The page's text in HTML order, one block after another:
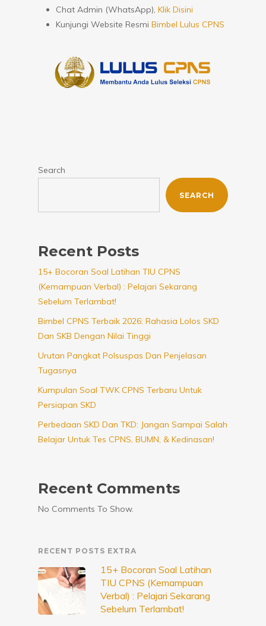
Chat Admin (WhatsApp), Klik Disini
Kunjungi Website Resmi Bimbel Lulus CPNS
Search
SEARCH
Recent Posts
15+ Bocoran Soal Latihan TIU CPNS
(Kemampuan Verbal) : Pelajari Sekarang
Sebelum Terlambat!
Bimbel CPNS Terbaik 2026: Rahasia Lolos SKD
Dan SKB Dengan Nilai Tinggi
Urutan Pangkat Polsuspas Dan Penjelasan
Tugasnya
Kumpulan Soal TWK CPNS Terbaru Untuk
Persiapan SKD
Perbedaan SKD Dan TKD: Jangan Sampai Salah
Belajar Untuk Tes CPNS, BUMN, & Kedinasan!
Recent Comments
No Comments To Show.
RECENT POSTS EXTRA
15+ Bocoran Soal Latihan
TIU CPNS (Kemampuan
Verbal) : Pelajari Sekarang
Sebelum Terlambat!